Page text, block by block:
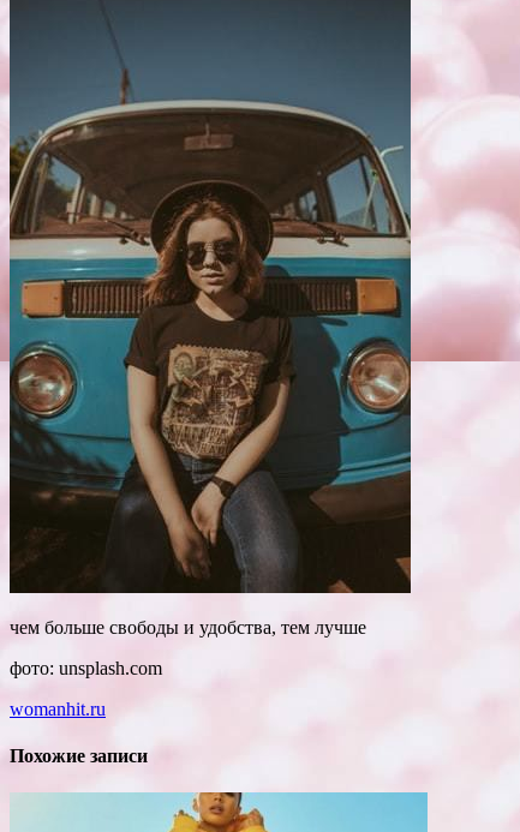
чем больше свободы и удобства, тем лучше
фото: unsplash.com
womanhit.ru
Похожие записи